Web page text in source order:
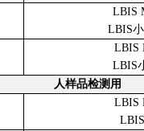
LBIS
LBIS
LBIS
LBIS
人样品检测用
LBIS